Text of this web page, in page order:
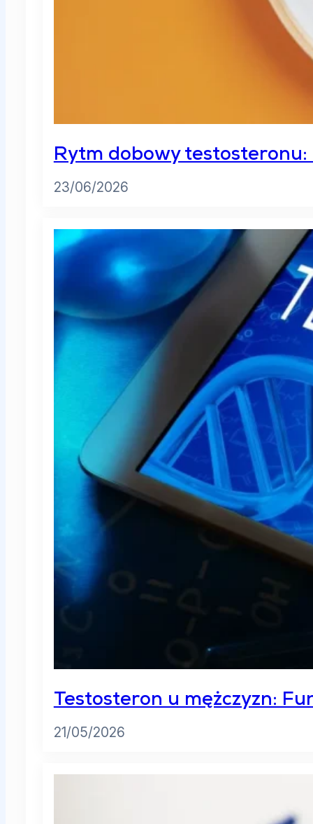
Rytm dobowy
23/06/2026
Testosteron u mężczyzn:
21/05/2026